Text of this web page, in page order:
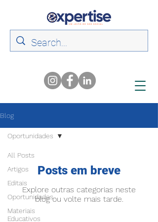
Blog
All Posts
Artigos
Editais
Oportunidades
Materiais
Educativos
Oportunidades
Posts em breve
Explore outras categorias neste
blog ou volte mais tarde.